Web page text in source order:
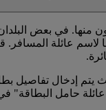
منها. في بعض
لاسم عائلة
يتم إدخال تفاصيل
حامل البطاقة"